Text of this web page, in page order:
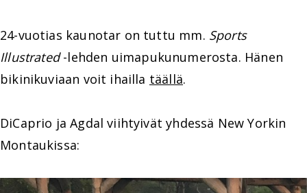
24-vuotias kaunotar on tuttu mm. Sports
Illustrated-lehden uimapukunumerosta. Hänen
bikinikuviaan voit ihailla täällä.
DiCaprio ja Agdal viihtyivät yhdessä New Yorkin
Montaukissa: